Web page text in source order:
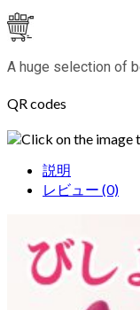
A huge selection of
QR codes
Click on the image
説明
レビュー (0)